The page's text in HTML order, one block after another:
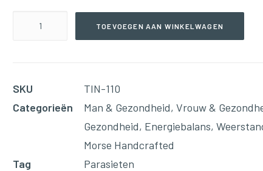
TOEVOEGEN AAN WINKELWAGEN
SKU
TIN-110
Categorieën
Man & Gezondheid, Vrouw &
Gezondheid, Energiebalans,
Morse Handcrafted
Tag
Parasieten